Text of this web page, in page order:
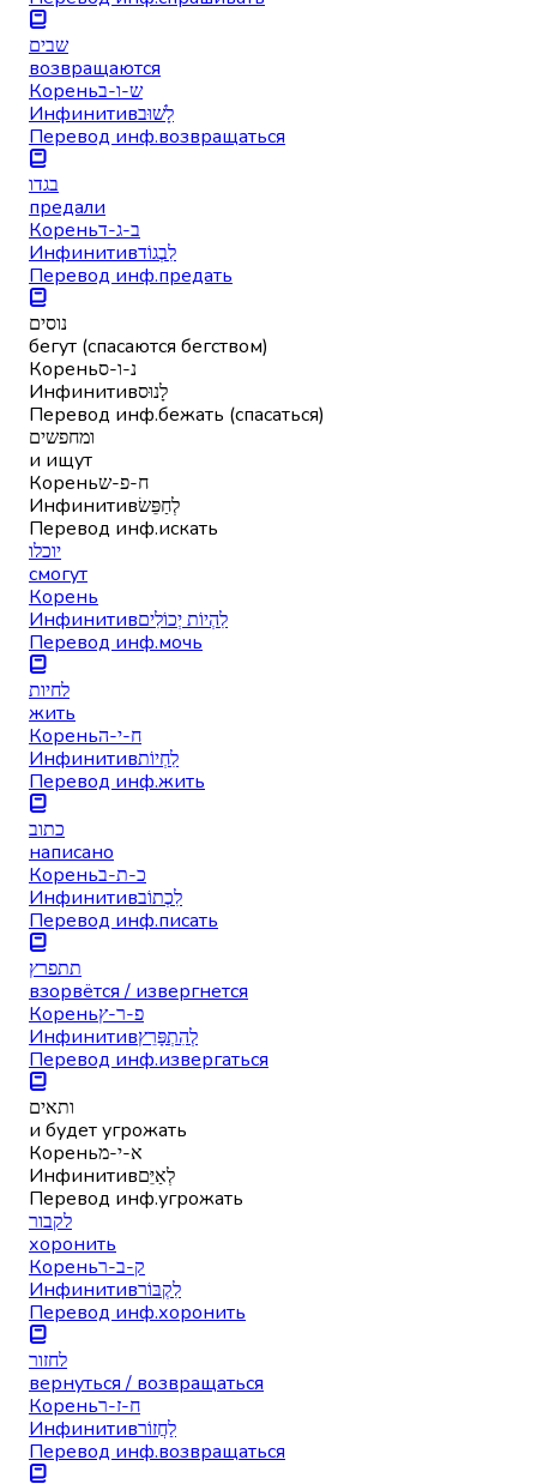
שבים
возвращаются
Кореньש-ו-ב
Инфинитивלָשׁוּב
Перевод инф.возвращаться
בגדו
предали
Кореньב-ג-ד
Инфинитивלִבְגוֹד
Перевод инф.предать
נוסים
бегут (спасаются бегством)
Кореньנ-ו-ס
Инфинитивלָנוּס
Перевод инф.бежать (спасаться)
ומחפשים
и ищут
Кореньח-פ-ש
Инфинитивלְחַפֵּשׂ
Перевод инф.искать
יוכלו
смогут
Корень
Инфинитивלִהְיוֹת יְכוֹלִים
Перевод инф.мочь
לחיות
жить
Кореньח-י-ה
Инфинитивלִחְיוֹת
Перевод инф.жить
כתוב
написано
Кореньכ-ת-ב
Инфинитивלִכְתוֹב
Перевод инф.писать
תתפרץ
взорвётся / извергнется
Кореньפ-ר-ץ
Инфинитивלְהִתְפָּרֵץ
Перевод инф.извергаться
ותאים
и будет угрожать
Кореньא-י-מ
Инфинитивלְאַיֵּם
Перевод инф.угрожать
לקבור
хоронить
Кореньק-ב-ר
Инфинитивלִקְבּוֹר
Перевод инф.хоронить
לחזור
вернуться / возвращаться
Кореньח-ז-ר
Инфинитивלַחֲזוֹר
Перевод инф.возвращаться